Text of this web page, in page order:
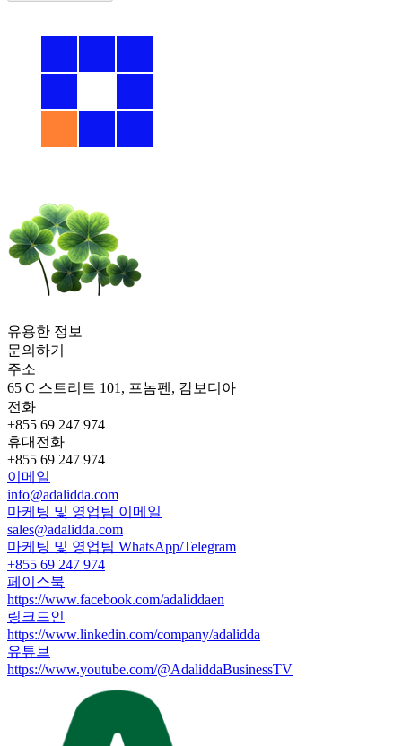
유용한 정보
문의하기
주소
65 C 스트리트 101, 프놈펜, 캄보디아
전화
+855 69 247 974
휴대전화
+855 69 247 974
이메일
info@adalidda.com
마케팅 및 영업팀 이메일
sales@adalidda.com
마케팅 및 영업팀 WhatsApp/Telegram
+855 69 247 974
페이스북
https://www.facebook.com/adaliddaen
링크드인
https://www.linkedin.com/company/adalidda
유튜브
https://www.youtube.com/@AdaliddaBusinessTV